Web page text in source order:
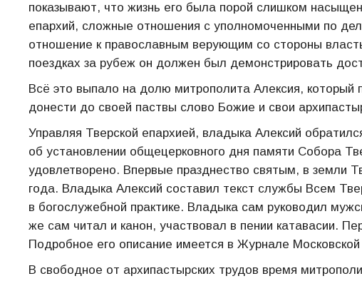
показывают, что жизнь его была порой слишком
епархий, сложные отношения с уполномоченными по
отношение к православным верующим со стороны
поездках за рубеж он должен был демонстрировать
Всё это выпало на долю митрополита Алексия, который
донести до своей паствы слово Божие и свои
Управляя Тверской епархией, владыка Алексий
об установлении общецерковного дня памяти Собора
удовлетворено. Впервые празднество святым, в земли
года. Владыка Алексий составил текст службы Всем
в богослужебной практике. Владыка сам руководил
же сам читал и канон, участвовал в пении катавасии.
Подробное его описание имеется в Журнале Московской
В свободное от архипастырских трудов время